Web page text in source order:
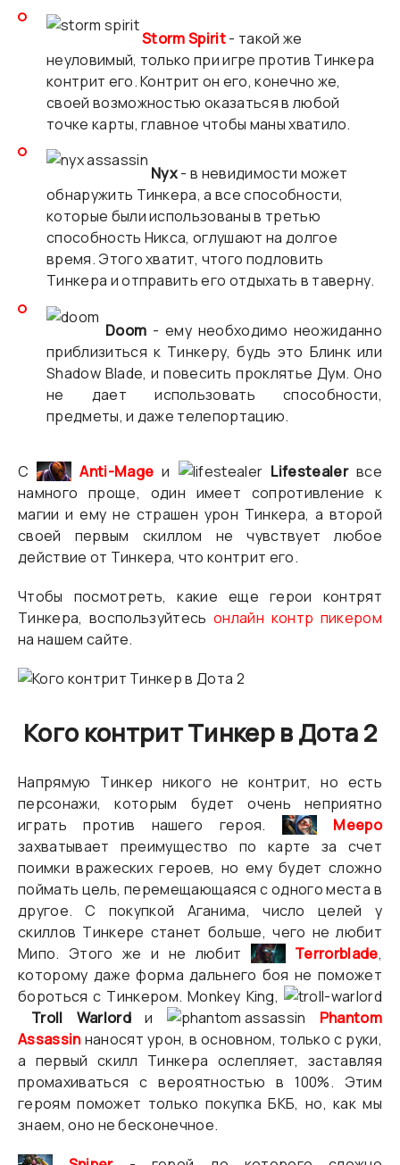
Storm Spirit- такой же
неуловимый, только при игре против Тинкера
контрит его. Контрит он его, конечно же,
своей возможностью оказаться в любой
точке карты, главное чтобы маны хватило.
Nyx- в невидимости может
обнаружить Тинкера, а все способности,
которые были использованы в третью
способность Никса, оглушают на долгое
время. Этого хватит, чтого подловить
Тинкера и отправить его отдыхать в таверну.
Doom - ему необходимо неожиданно
приблизиться к Тинкеру, будь это Блинк или
Shadow Blade, и повесить проклятье Дум. Оно
не дает использовать способности,
предметы, и даже телепортацию.
С Anti-Mage и Lifestealerвсе
намного проще, один имеет сопротивление к
магии и ему не страшен урон Тинкера, а второй
своей первым скиллом не чувствует любое
действие от Тинкера, что контрит его.
Чтобы посмотреть, какие еще герои контрят
Тинкера, воспользуйтесьонлайн контр пикером
на нашем сайте.
Кого контрит Тинкер в Дота 2
Напрямую Тинкер никого не контрит, но есть
персонажи, которым будет очень неприятно
играть против нашего героя.
Meepo
захватывает преимущество по карте за счет
поимки вражеских героев, но ему будет сложно
поймать цель, перемещающаяся с одного места в
другое. С покупкой Аганима, число целей у
скиллов Тинкере станет больше, чего не любит
Мипо. Этого же и не любит
Terrorblade,
которому даже форма дальнего боя не поможет
бороться с Тинкером. Monkey King,
Troll Warlord и
Phantom
Assassinнаносят урон, в основном, только с руки,
а первый скилл Тинкера ослепляет, заставляя
промахиваться с вероятностью в 100%. Этим
героям поможет только покупка БКБ, но, как мы
знаем, оно не бесконечное.